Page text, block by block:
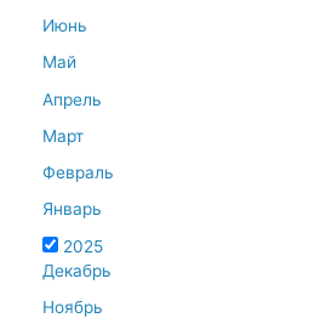
Июнь
Май
Апрель
Март
Февраль
Январь
2025
Декабрь
Ноябрь